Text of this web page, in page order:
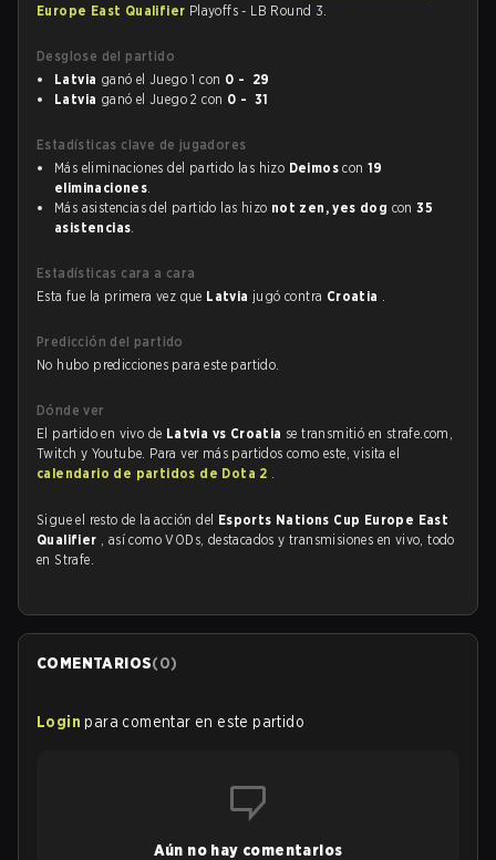
Europe East Qualifier Playoffs - LB Round 3.
Desglose del partido
Latvia ganó el Juego 1 con 0 - 29
Latvia ganó el Juego 2 con 0 - 31
Estadísticas clave de jugadores
Más eliminaciones del partido las hizo Deimos con19
eliminaciones.
Más asistencias del partido las hizo not zen, yes dog con35
asistencias.
Estadísticas cara a cara
Esta fue la primera vez que Latvia jugó contra Croatia .
Predicción del partido
No hubo predicciones para este partido.
Dónde ver
El partido en vivo de Latvia vs Croatia se transmitió en strafe.com,
Twitch y Youtube. Para ver más partidos como este, visita el
calendario de partidos de Dota 2 .
Sigue el resto de la acción del Esports Nations Cup Europe East
Qualifier , así como VODs, destacados y transmisiones en vivo, todo
en Strafe.
COMENTARIOS(0)
Login para comentar en este partido
Aún no hay comentarios